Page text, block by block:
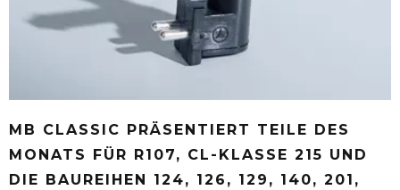
MB CLASSIC PRÄSENTIERT TEILE DES
MONATS FÜR R107, CL-KLASSE 215 UND
DIE BAUREIHEN 124, 126, 129, 140, 201,